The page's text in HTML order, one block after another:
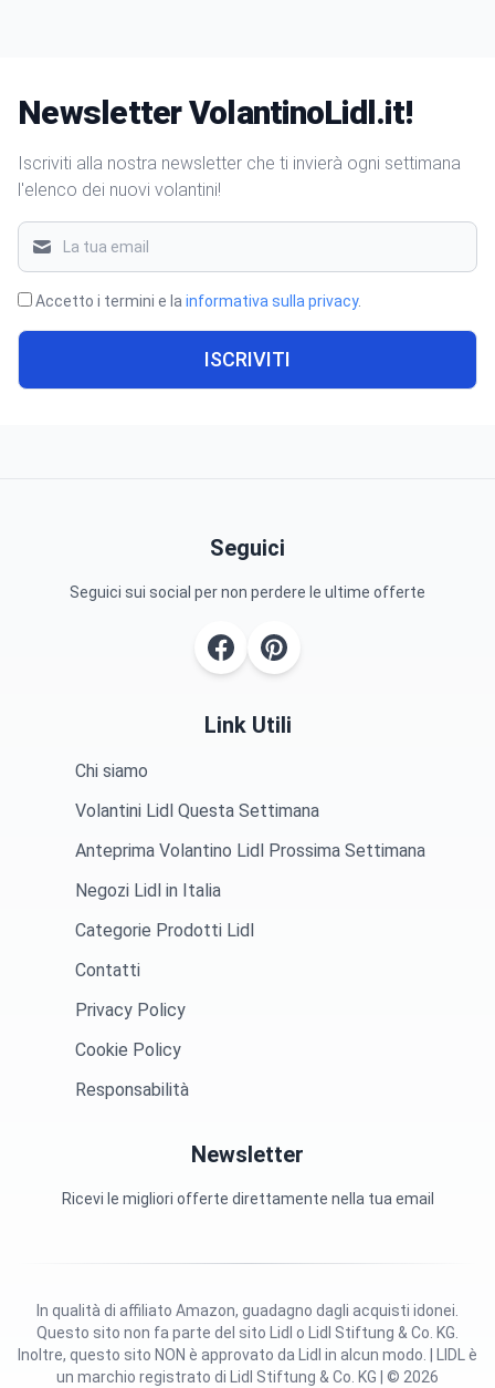
Newsletter VolantinoLidl.it!
Iscriviti alla nostra newsletter che ti invierà ogni settimana
l'elenco dei nuovi volantini!
Accetto i termini e la informativa sulla privacy.
ISCRIVITI
Seguici
Seguici sui social per non perdere le ultime offerte
Link Utili
Chi siamo
Volantini Lidl Questa Settimana
Anteprima Volantino Lidl Prossima Settimana
Negozi Lidl in Italia
Categorie Prodotti Lidl
Contatti
Privacy Policy
Cookie Policy
Responsabilità
Newsletter
Ricevi le migliori offerte direttamente nella tua email
Questo sito non fa parte del sito Lidl o Lidl Stiftung & Co. KG.
Inoltre, questo sito NON è approvato da Lidl in alcun modo. | LIDL è
un marchio registrato di Lidl Stiftung & Co. KG | © 2026
In qualità di affiliato Amazon, guadagno dagli acquisti idonei.